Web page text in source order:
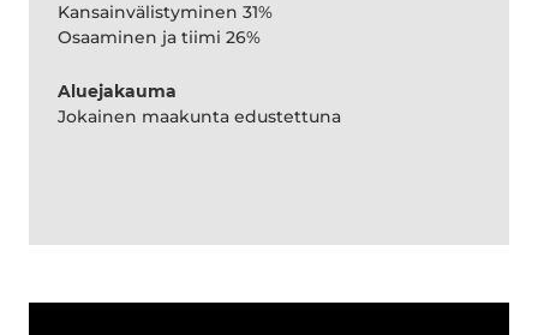
Kansainvälistyminen 31%
Osaaminen ja tiimi 26%
Aluejakauma
Jokainen maakunta edustettuna